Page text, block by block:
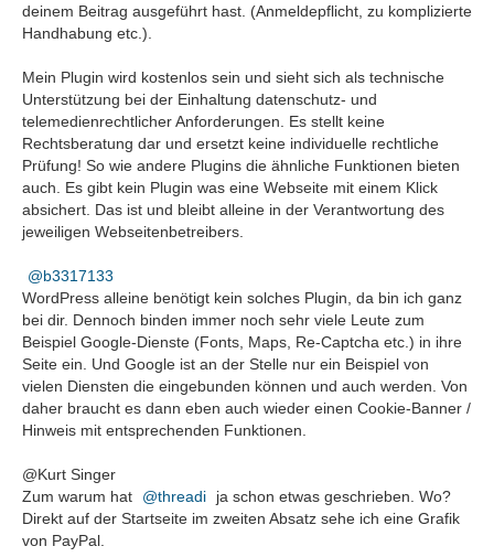
deinem Beitrag ausgeführt hast. (Anmeldepflicht, zu komplizierte
Handhabung etc.).
Mein Plugin wird kostenlos sein und sieht sich als technische
Unterstützung bei der Einhaltung datenschutz- und
telemedienrechtlicher Anforderungen. Es stellt keine
Rechtsberatung dar und ersetzt keine individuelle rechtliche
Prüfung! So wie andere Plugins die ähnliche Funktionen bieten
auch. Es gibt kein Plugin was eine Webseite mit einem Klick
absichert. Das ist und bleibt alleine in der Verantwortung des
jeweiligen Webseitenbetreibers.
b3317133
WordPress alleine benötigt kein solches Plugin, da bin ich ganz
bei dir. Dennoch binden immer noch sehr viele Leute zum
Beispiel Google-Dienste (Fonts, Maps, Re-Captcha etc.) in ihre
Seite ein. Und Google ist an der Stelle nur ein Beispiel von
vielen Diensten die eingebunden können und auch werden. Von
daher braucht es dann eben auch wieder einen Cookie-Banner /
Hinweis mit entsprechenden Funktionen.
@Kurt Singer
Zum warum hat
threadi
ja schon etwas geschrieben. Wo?
Direkt auf der Startseite im zweiten Absatz sehe ich eine Grafik
von PayPal.